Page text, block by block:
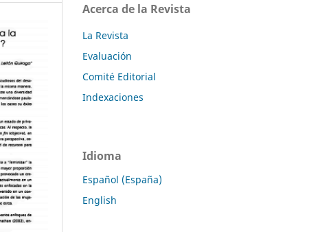
Acerca de la Revista
La Revista
Evaluación
Comité Editorial
Indexaciones
Idioma
Español (España)
English